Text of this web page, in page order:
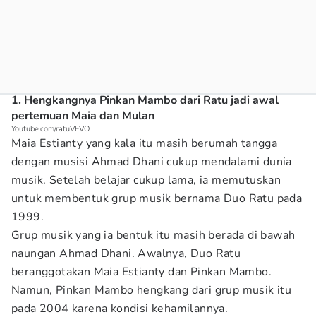
1. Hengkangnya Pinkan Mambo dari Ratu jadi awal
pertemuan Maia dan Mulan
Youtube.com/ratuVEVO
Maia Estianty yang kala itu masih berumah tangga
dengan musisi Ahmad Dhani cukup mendalami dunia
musik. Setelah belajar cukup lama, ia memutuskan
untuk membentuk grup musik bernama Duo Ratu pada
1999.
Grup musik yang ia bentuk itu masih berada di bawah
naungan Ahmad Dhani. Awalnya, Duo Ratu
beranggotakan Maia Estianty dan Pinkan Mambo.
Namun, Pinkan Mambo hengkang dari grup musik itu
pada 2004 karena kondisi kehamilannya.